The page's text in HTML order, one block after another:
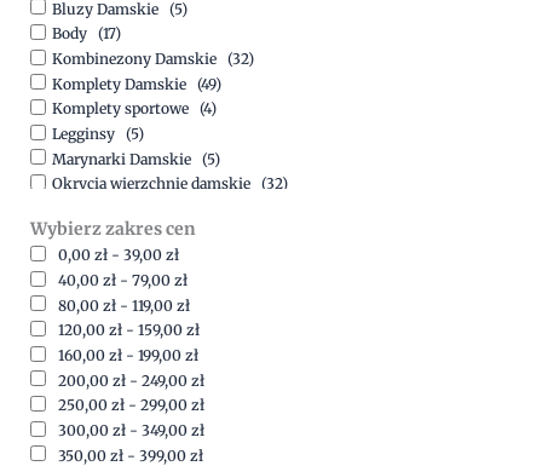
Bluzy Damskie (5)
Body (17)
Kombinezony Damskie (32)
Komplety Damskie (49)
Komplety sportowe (4)
Legginsy (5)
Marynarki Damskie (5)
Okrycia wierzchnie damskie (32)
Spodnie (15)
Sukienki (41)
Swetry Damskie (19)
Szorty (7)
Wybierz zakres cen
0,00 zł - 39,00 zł
40,00 zł - 79,00 zł
80,00 zł - 119,00 zł
120,00 zł - 159,00 zł
160,00 zł - 199,00 zł
200,00 zł - 249,00 zł
250,00 zł - 299,00 zł
300,00 zł - 349,00 zł
350,00 zł - 399,00 zł